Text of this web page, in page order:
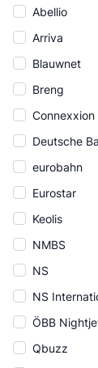
Abellio
Arriva
Blauwnet
Breng
Connexxion
Deutsche
eurobahn
Eurostar
Keolis
NMBS
NS
NS
ÖBB
Qbuzz